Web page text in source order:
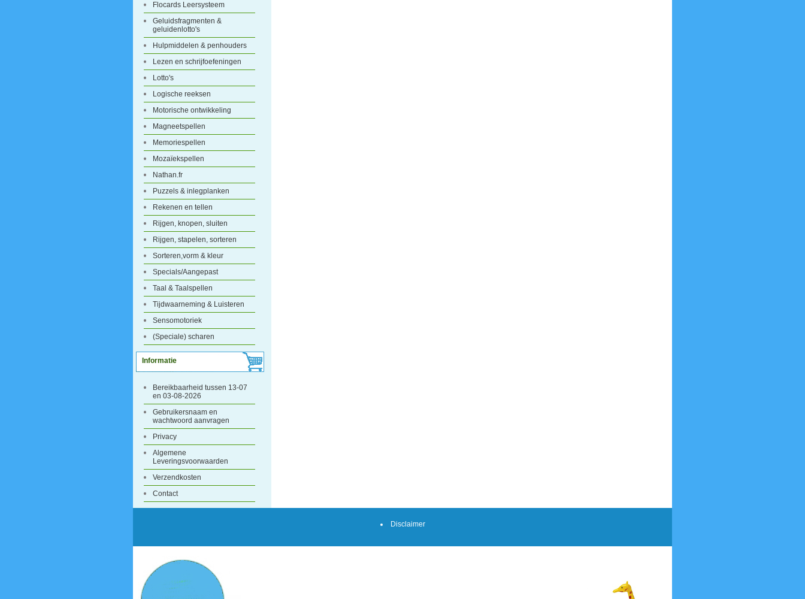
Flocards Leersysteem
Geluidsfragmenten &
geluidenlotto's
Hulpmiddelen & penhouders
Lezen en schrijfoefeningen
Lotto's
Logische reeksen
Motorische ontwikkeling
Magneetspellen
Memoriespellen
Mozaïekspellen
Nathan.fr
Puzzels & inlegplanken
Rekenen en tellen
Rijgen, knopen, sluiten
Rijgen, stapelen, sorteren
Sorteren,vorm & kleur
Specials/Aangepast
Taal & Taalspellen
Tijdwaarneming & Luisteren
Sensomotoriek
(Speciale) scharen
Informatie
Bereikbaarheid tussen 13-07
en 03-08-2026
Gebruikersnaam en
wachtwoord aanvragen
Privacy
Algemene
Leveringsvoorwaarden
Verzendkosten
Contact
Disclaimer